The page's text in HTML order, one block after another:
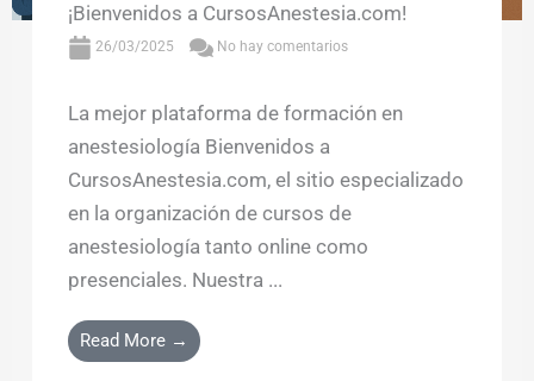
¡Bienvenidos a CursosAnestesia.com!
26/03/2025 No hay comentarios
La mejor plataforma de formación en
anestesiología Bienvenidos a
CursosAnestesia.com, el sitio especializado
en la organización de cursos de
anestesiología tanto online como
presenciales. Nuestra ...
Read More →